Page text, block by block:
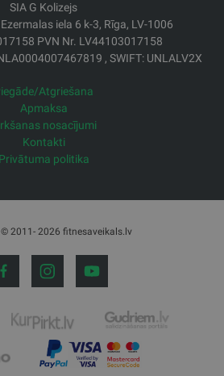
SIA G Kolizejs
iela 6 k-3, Rīga, LV-1006
PVN Nr. LV44103017158
, SWIFT: UNLALV2X
Atgriešana
Apmaksa
nosacījumi
Kontakti
Privātuma politika
2011- 2026 fitnesaveikals.lv